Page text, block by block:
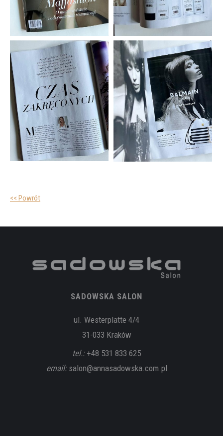
<< Powrót
SADOWSKA SALON
ul. Westerplatte 4/4
31-033 Kraków
tel.:+48 531 833 625
email:salon@annasadowska.com.pl